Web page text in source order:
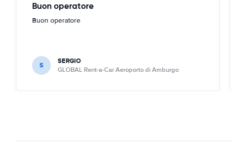
Buon operatore
Buon operatore
S SERGIO
GLOBAL Rent-a-Car Aeroporto di Amburgo